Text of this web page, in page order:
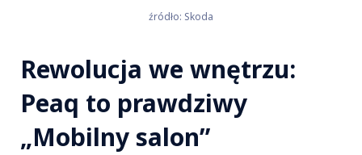
źródło: Skoda
Rewolucja we wnętrzu:
Peaq to prawdziwy
„Mobilny salon”